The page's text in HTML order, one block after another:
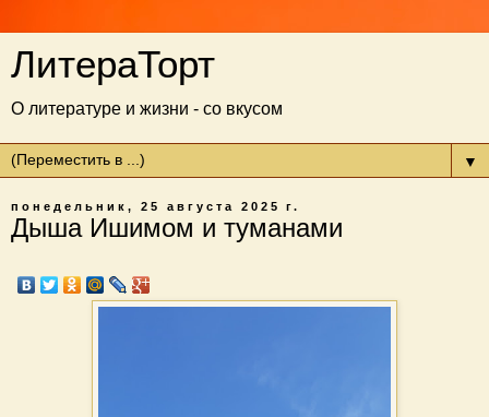
ЛитераТорт
О литературе и жизни - со вкусом
▼
понедельник, 25 августа 2025 г.
Дыша Ишимом и туманами